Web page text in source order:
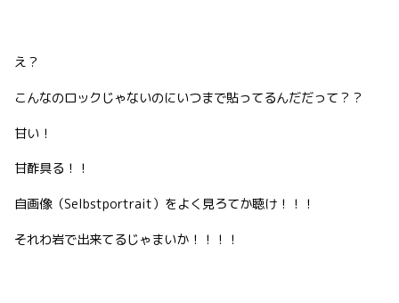
え？
こんなのロックじゃないのにいつまで貼ってるんだだって？？
甘い！
甘酢具る！！
自画像（Selbstportrait）をよく見ろてか聴け！！！
それわ岩で出来てるじゃまいか！！！！